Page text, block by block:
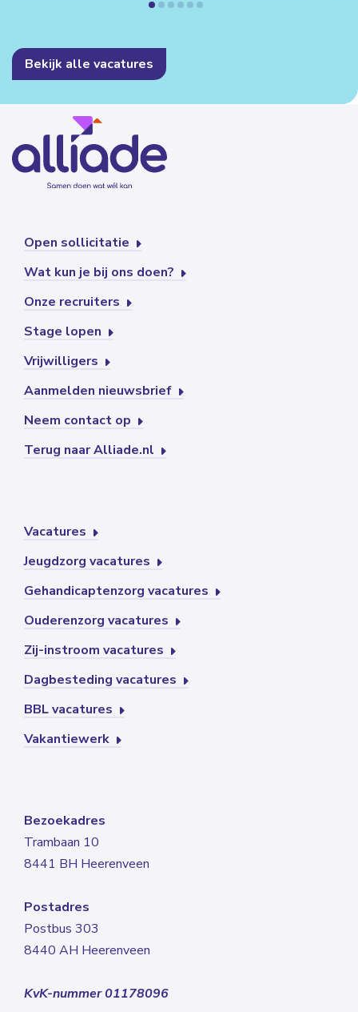
Bekijk alle vacatures
Open sollicitatie
Wat kun je bij ons doen?
Onze recruiters
Stage lopen
Vrijwilligers
Aanmelden nieuwsbrief
Neem contact op
Terug naar Alliade.nl
Vacatures
Jeugdzorg vacatures
Gehandicaptenzorg vacatures
Ouderenzorg vacatures
Zij-instroom vacatures
Dagbesteding vacatures
BBL vacatures
Vakantiewerk
Bezoekadres
Trambaan 10
8441 BH Heerenveen
Postadres
Postbus 303
8440 AH Heerenveen
KvK-nummer 01178096